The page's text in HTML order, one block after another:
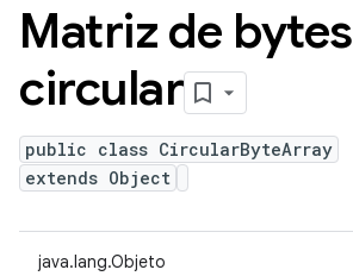
Matriz de bytes
circular
public class CircularByteArray
extends Object
java.lang.Objeto